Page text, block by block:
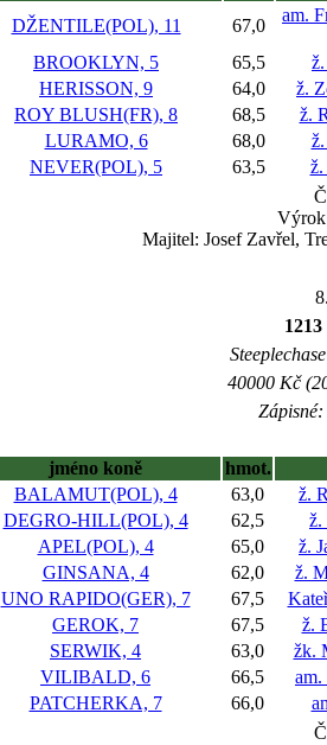
DŽENTILE(POL), 11 67,0
am.
BROOKLYN, 5 65,5
HERISSON, 9 64,0
ž.
ROY BLUSH(FR), 8 68,5
ž.
LURAMO, 6 68,0
NEVER(POL), 5 63,5
Majitel: Josef Zavřel,
40000 Kč
jméno koně
hmot.
BALAMUT(POL), 4 63,0
ž.
DEGRO-HILL(POL), 4 62,5
ž.
APEL(POL), 4 65,0
ž.
GINSANA, 4 62,0
ž.
UNO RAPIDO(GER), 7 67,5
GEROK, 7 67,5
ž.
SERWIK, 4 63,0
žk.
VILIBALD, 6 66,5
PATCHERKA, 7 66,0